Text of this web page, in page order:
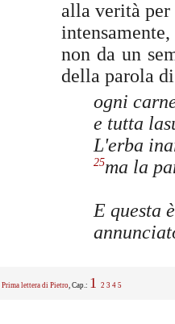
alla verità
non da un
della parola
ogni
e tutta la
L'erba
25ma la
E questa
Prima lettera di Pietro, Cap.: 1 2 3 4 5